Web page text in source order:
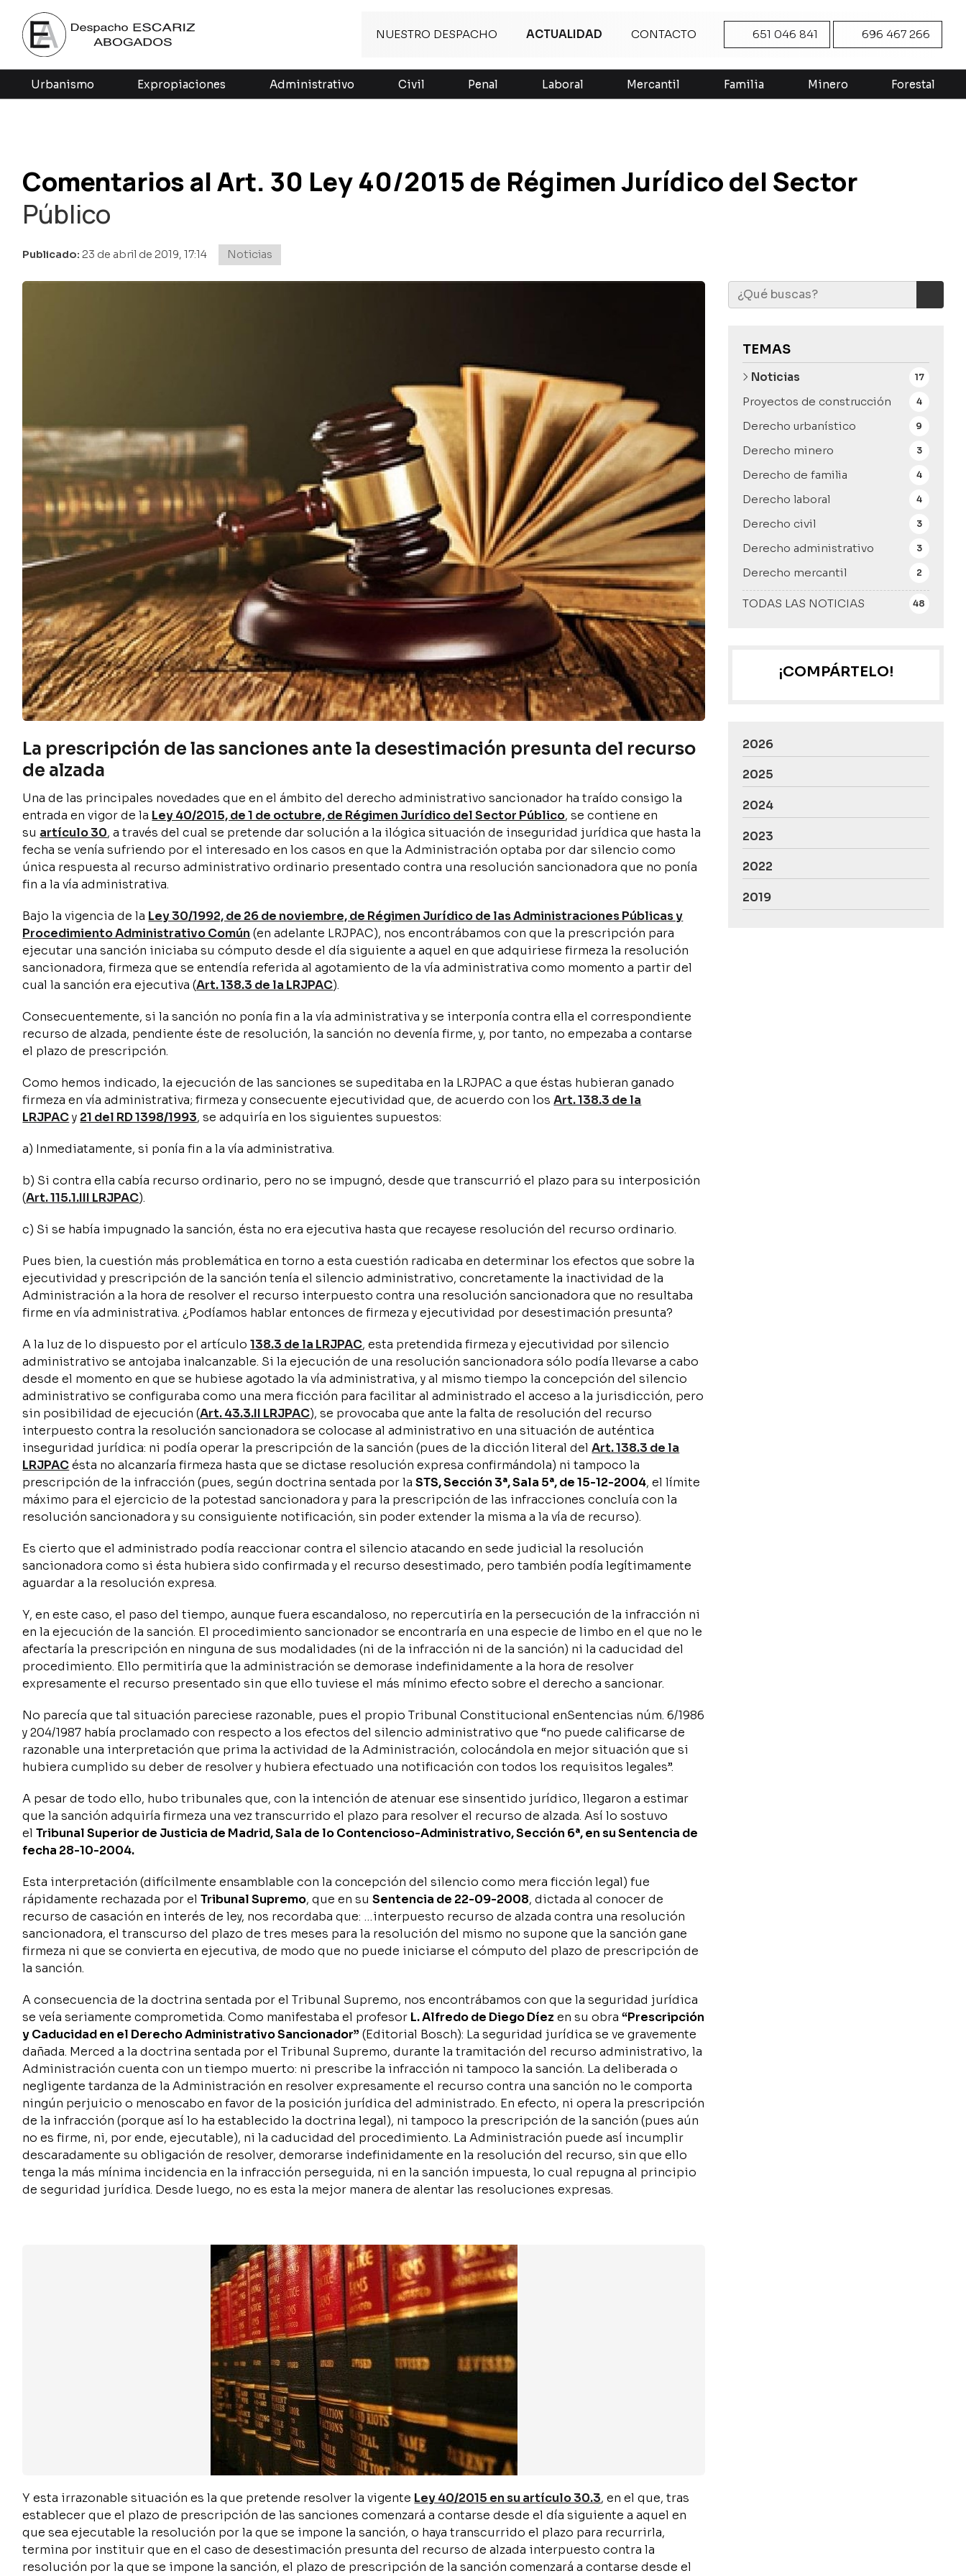
NUESTRO DESPACHO ACTUALIDAD CONTACTO 651 046 841 696 467 266
Urbanismo Expropiaciones Administrativo Civil Penal Laboral Mercantil Familia Minero Forestal
Comentarios al Art. 30 Ley 40/2015 de Régimen Jurídico del Sector
Público
Publicado: 23 de abril de 2019, 17:14 Noticias
TEMAS
TODAS LAS NOTICIAS 48
Noticias 17
Proyectos de construcción 4
Derecho urbanístico 9
Derecho minero 3
Derecho de familia 4
Derecho laboral 4
Derecho civil 3
Derecho administrativo 3
Derecho mercantil 2
La prescripción de las sanciones ante la desestimación presunta del recurso
de alzada
Una de las principales novedades que en el ámbito del derecho administrativo sancionador ha traído consigo la
entrada en vigor de la Ley 40/2015, de 1 de octubre, de Régimen Jurídico del Sector Público, se contiene en
su artículo 30, a través del cual se pretende dar solución a la ilógica situación de inseguridad jurídica que hasta la
fecha se venía sufriendo por el interesado en los casos en que la Administración optaba por dar silencio como
única respuesta al recurso administrativo ordinario presentado contra una resolución sancionadora que no ponía
fin a la vía administrativa.
Bajo la vigencia de la Ley 30/1992, de 26 de noviembre, de Régimen Jurídico de las Administraciones Públicas y
Procedimiento Administrativo Común (en adelante LRJPAC), nos encontrábamos con que la prescripción para
ejecutar una sanción iniciaba su cómputo desde el día siguiente a aquel en que adquiriese firmeza la resolución
sancionadora, firmeza que se entendía referida al agotamiento de la vía administrativa como momento a partir del
cual la sanción era ejecutiva (Art. 138.3 de la LRJPAC).
Consecuentemente, si la sanción no ponía fin a la vía administrativa y se interponía contra ella el correspondiente
recurso de alzada, pendiente éste de resolución, la sanción no devenía firme, y, por tanto, no empezaba a contarse
el plazo de prescripción.
Como hemos indicado, la ejecución de las sanciones se supeditaba en la LRJPAC a que éstas hubieran ganado
firmeza en vía administrativa; firmeza y consecuente ejecutividad que, de acuerdo con losArt. 138.3 de la
LRJPACy 21 del RD 1398/1993, se adquiría en los siguientes supuestos:
a) Inmediatamente, si ponía fin a la vía administrativa.
b) Si contra ella cabía recurso ordinario, pero no se impugnó, desde que transcurrió el plazo para su interposición
(Art. 115.1.III LRJPAC).
c) Si se había impugnado la sanción, ésta no era ejecutiva hasta que recayese resolución del recurso ordinario.
Pues bien, la cuestión más problemática en torno a esta cuestión radicaba en determinar los efectos que sobre la
ejecutividad y prescripción de la sanción tenía el silencio administrativo, concretamente la inactividad de la
Administración a la hora de resolver el recurso interpuesto contra una resolución sancionadora que no resultaba
firme en vía administrativa. ¿Podíamos hablar entonces de firmeza y ejecutividad por desestimación presunta?
A la luz de lo dispuesto por el artículo138.3 de la LRJPAC, esta pretendida firmeza y ejecutividad por silencio
administrativo se antojaba inalcanzable. Si la ejecución de una resolución sancionadora sólo podía llevarse a cabo
desde el momento en que se hubiese agotado la vía administrativa, y al mismo tiempo la concepción del silencio
administrativo se configuraba como una mera ficción para facilitar al administrado el acceso a la jurisdicción, pero
sin posibilidad de ejecución (Art. 43.3.II LRJPAC), se provocaba que ante la falta de resolución del recurso
interpuesto contra la resolución sancionadora se colocase al administrativo en una situación de auténtica
inseguridad jurídica: ni podía operar la prescripción de la sanción (pues de la dicción literal delArt. 138.3 de la
LRJPACésta no alcanzaría firmeza hasta que se dictase resolución expresa confirmándola) ni tampoco la
prescripción de la infracción (pues, según doctrina sentada por laSTS, Sección 3ª, Sala 5ª, de 15-12-2004, el límite
máximo para el ejercicio de la potestad sancionadora y para la prescripción de las infracciones concluía con la
resolución sancionadora y su consiguiente notificación, sin poder extender la misma a la vía de recurso).
Es cierto que el administrado podía reaccionar contra el silencio atacando en sede judicial la resolución
sancionadora como si ésta hubiera sido confirmada y el recurso desestimado, pero también podía legítimamente
aguardar a la resolución expresa.
Y, en este caso, el paso del tiempo, aunque fuera escandaloso, no repercutiría en la persecución de la infracción ni
en la ejecución de la sanción. El procedimiento sancionador se encontraría en una especie de limbo en el que no le
afectaría la prescripción en ninguna de sus modalidades (ni de la infracción ni de la sanción) ni la caducidad del
procedimiento. Ello permitiría que la administración se demorase indefinidamente a la hora de resolver
expresamente el recurso presentado sin que ello tuviese el más mínimo efecto sobre el derecho a sancionar.
No parecía que tal situación pareciese razonable, pues el propio Tribunal Constitucional enSentencias núm. 6/1986
y 204/1987 había proclamado con respecto a los efectos del silencio administrativo que “no puede calificarse de
razonable una interpretación que prima la actividad de la Administración, colocándola en mejor situación que si
hubiera cumplido su deber de resolver y hubiera efectuado una notificación con todos los requisitos legales”.
A pesar de todo ello, hubo tribunales que, con la intención de atenuar ese sinsentido jurídico, llegaron a estimar
que la sanción adquiría firmeza una vez transcurrido el plazo para resolver el recurso de alzada. Así lo sostuvo
elTribunal Superior de Justicia de Madrid, Sala de lo Contencioso-Administrativo, Sección 6ª, en su Sentencia de
fecha 28-10-2004.
Esta interpretación (difícilmente ensamblable con la concepción del silencio como mera ficción legal) fue
rápidamente rechazada por elTribunal Supremo, que en suSentencia de 22-09-2008, dictada al conocer de
recurso de casación en interés de ley, nos recordaba que: …interpuesto recurso de alzada contra una resolución
sancionadora, el transcurso del plazo de tres meses para la resolución del mismo no supone que la sanción gane
firmeza ni que se convierta en ejecutiva, de modo que no puede iniciarse el cómputo del plazo de prescripción de
la sanción.
A consecuencia de la doctrina sentada por el Tribunal Supremo, nos encontrábamos con que la seguridad jurídica
se veía seriamente comprometida. Como manifestaba el profesor L. Alfredo de Diego Díez en su obra“Prescripción
y Caducidad en el Derecho Administrativo Sancionador” (Editorial Bosch): La seguridad jurídica se ve gravemente
dañada. Merced a la doctrina sentada por el Tribunal Supremo, durante la tramitación del recurso administrativo, la
Administración cuenta con un tiempo muerto: ni prescribe la infracción ni tampoco la sanción. La deliberada o
negligente tardanza de la Administración en resolver expresamente el recurso contra una sanción no le comporta
ningún perjuicio o menoscabo en favor de la posición jurídica del administrado. En efecto, ni opera la prescripción
de la infracción (porque así lo ha establecido la doctrina legal), ni tampoco la prescripción de la sanción (pues aún
no es firme, ni, por ende, ejecutable), ni la caducidad del procedimiento. La Administración puede así incumplir
descaradamente su obligación de resolver, demorarse indefinidamente en la resolución del recurso, sin que ello
tenga la más mínima incidencia en la infracción perseguida, ni en la sanción impuesta, lo cual repugna al principio
de seguridad jurídica. Desde luego, no es esta la mejor manera de alentar las resoluciones expresas.
Y esta irrazonable situación es la que pretende resolver la vigente Ley 40/2015 en su artículo 30.3, en el que, tras
establecer que el plazo de prescripción de las sanciones comenzará a contarse desde el día siguiente a aquel en
que sea ejecutable la resolución por la que se impone la sanción, o haya transcurrido el plazo para recurrirla,
termina por instituir que en el caso de desestimación presunta del recurso de alzada interpuesto contra la
resolución por la que se impone la sanción, el plazo de prescripción de la sanción comenzará a contarse desde el
¡COMPÁRTELO!
2026
2025
2024
2023
2022
2019